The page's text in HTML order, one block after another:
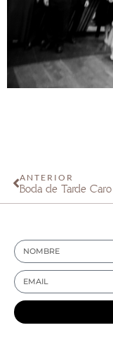
ANTERIOR